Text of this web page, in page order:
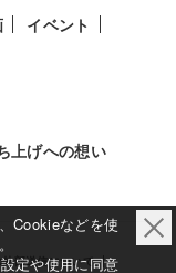
イベント
上げへの想い
部送信について
Cookieなどを使
定や使用に同意